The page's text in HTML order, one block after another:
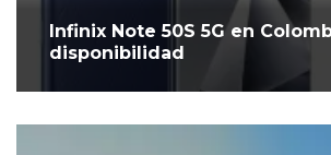
Infinix Note 50S 5G en
disponibilidad